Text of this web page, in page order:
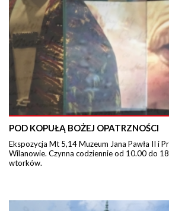
POD KOPUŁĄ BOŻEJ OPATRZNOŚCI
Ekspozycja Mt 5,14 Muzeum Jana Pawła II i
Wilanowie. Czynna codziennie od 10.00 do
wtorków.